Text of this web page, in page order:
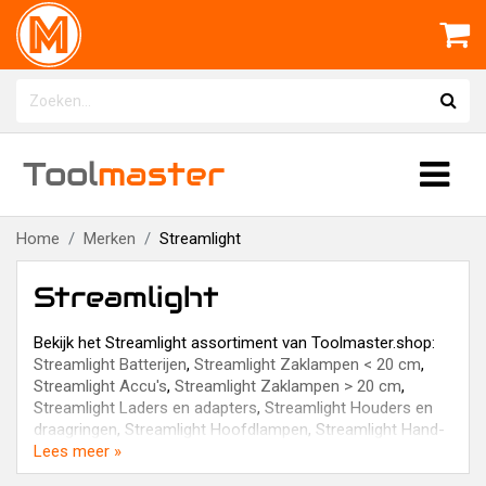
Toolmaster
Home Merken Streamlight
Streamlight
Bekijk het Streamlight assortiment van Toolmaster.shop:
Streamlight Batterijen, Streamlight Zaklampen < 20 cm,
Streamlight Accu's, Streamlight Zaklampen > 20 cm,
Streamlight Laders en adapters, Streamlight Houders en
draagringen, Streamlight Hoofdlampen, Streamlight Hand-
& inspectielampen
Streamlight Opzetkegels.
Lees meer »